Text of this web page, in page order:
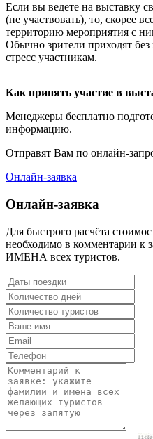
Если вы ведете на выставку
(не участвовать), то, скорее
территорию мероприятия с
Обычно зрители приходят
стресс участникам.
Как принять участие в
Менеджеры бесплатно
информацию.
Отправят Вам по онлайн-
Онлайн-заявка
Онлайн-заявка
Для быстрого расчёта
необходимо в комментарии
ИМЕНА всех туристов.